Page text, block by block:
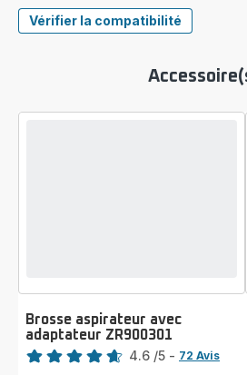
Vérifier la compatibilité
Brosse aspirateur avec
adaptateur ZR900301
Note
4.6 /5 - 72 Avis